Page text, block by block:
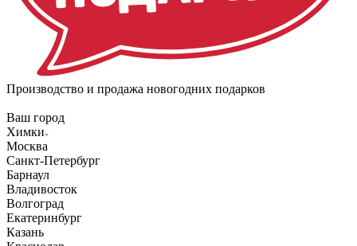
Производство и продажа новогодних подарков
Ваш город
Химки
Москва
Санкт-Петербург
Барнаул
Владивосток
Волгоград
Екатеринбург
Казань